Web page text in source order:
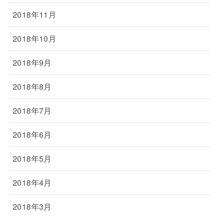
2018年11月
2018年10月
2018年9月
2018年8月
2018年7月
2018年6月
2018年5月
2018年4月
2018年3月